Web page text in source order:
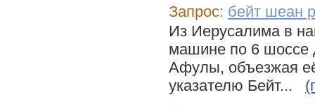
Запрос: бейт шеан
Из Иерусалима в
машине по 6 шоссе
Афулы, объезжая
указателю Бейт...